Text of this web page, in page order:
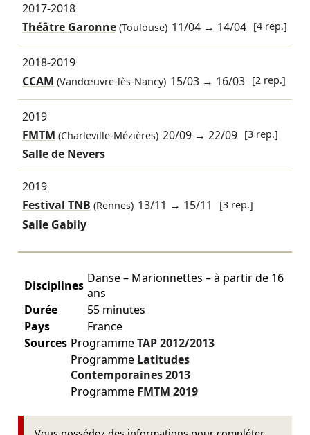
2017-2018
Théâtre Garonne(Toulouse) 11/04 → 14/04 [4 rep.]
2018-2019
CCAM (Vandœuvre-lès-Nancy) 15/03 → 16/03 [2 rep.]
2019
FMTM (Charleville-Mézières) 20/09 →22/09 [3 rep.]
Salle de Nevers
2019
Festival TNB (Rennes) 13/11 → 15/11 [3 rep.]
Salle Gabily
Disciplines Danse – Marionnettes – à partir de 16
ans
Durée
55 minutes
Pays
France
Sources ProgrammeTAP2012/2013
Programme Latitudes
Contemporaines2013
Programme FMTM 2019